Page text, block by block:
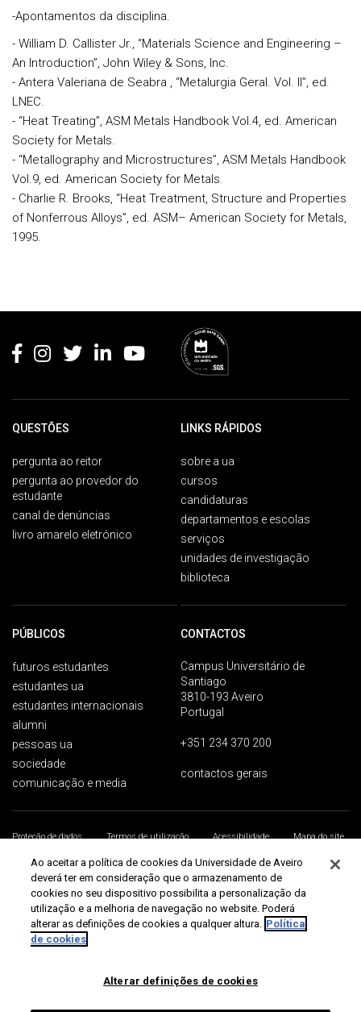
-Apontamentos da disciplina.
- William D. Callister Jr., “Materials Science and Engineering –
An Introduction”, John Wiley & Sons, Inc.
- Antera Valeriana de Seabra , “Metalurgia Geral. Vol. II”, ed.
LNEC.
- “Heat Treating”, ASM Metals Handbook Vol.4, ed. American
Society for Metals.
- “Metallography and Microstructures”, ASM Metals Handbook
Vol.9, ed. American Society for Metals.
- Charlie R. Brooks, “Heat Treatment, Structure and Properties
of Nonferrous Alloys”, ed. ASM– American Society for Metals,
1995.
QUESTÕES
pergunta ao reitor
pergunta ao provedor do
estudante
canal de denúncias
livro amarelo eletrónico
LINKS RÁPIDOS
sobre a ua
cursos
candidaturas
departamentos e escolas
serviços
unidades de investigação
biblioteca
PÚBLICOS
futuros estudantes
estudantes ua
estudantes internacionais
alumni
pessoas ua
sociedade
comunicação e media
CONTACTOS
Campus Universitário de
Santiago
3810-193 Aveiro
Portugal
+351 234 370 200
contactos gerais
Proteção de dados Termos de utilização Acessibilidade
Mapa do site
Universidade de Aveiro 2026
Ao aceitar a política de cookies da Universidade de Aveiro
deverá ter em consideração que o armazenamento de
cookies no seu dispositivo possibilita a personalização da
utilização e a melhoria de navegação no website. Poderá
alterar as definições de cookies a qualquer altura. Política
de cookies
Alterar definições de cookies